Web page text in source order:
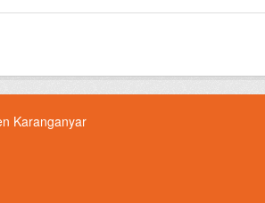
Karanganyar